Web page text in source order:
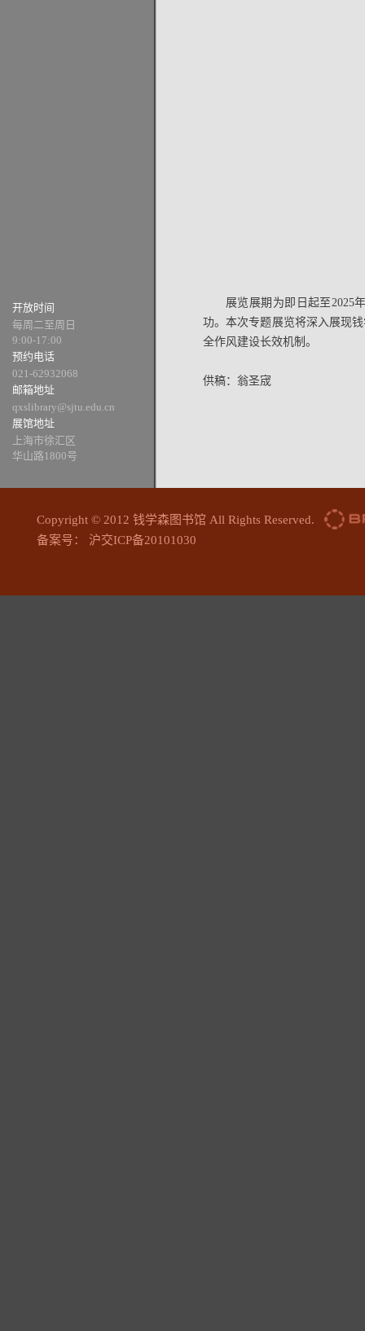
开放时间
每周二至周日
9:00-17:00
预约电话
021-62932068
邮箱地址
qxslibrary@sjtu.edu.cn
展馆地址
上海市徐汇区
华山路1800号
展览展期为即日起至2025
功。本次专题展览将深入展现
全作风建设长效机制。
供稿：翁圣宬
Copyright © 2012 钱学森图书馆 All Rights Reserved.
备案号： 沪交ICP备20101030